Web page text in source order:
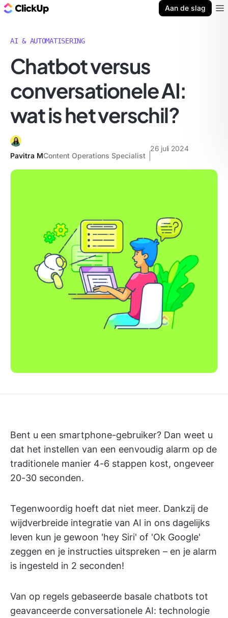
Aan de slag
AI & AUTOMATISERING
Chatbot versus
conversationele AI:
wat is het verschil?
Pavitra MContent Operations Specialist
26 juli 2024
Bent u een smartphone-gebruiker? Dan weet u
dat het instellen van een eenvoudig alarm op de
traditionele manier 4-6 stappen kost, ongeveer
20-30 seconden.
Tegenwoordig hoeft dat niet meer. Dankzij de
wijdverbreide integratie van AI in ons dagelijks
leven kun je gewoon 'hey Siri' of 'Ok Google'
zeggen en je instructies uitspreken – en je alarm
is ingesteld in 2 seconden!
Van op regels gebaseerde basale chatbots tot
geavanceerde conversationele AI: technologie